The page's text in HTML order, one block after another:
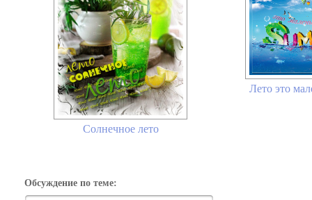
Солнечное лето
Лето это
Обсуждение по теме: